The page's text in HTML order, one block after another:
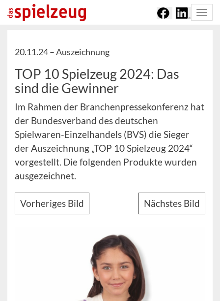
20.11.24 –Auszeichnung
TOP 10 Spielzeug 2024: Das
sind die Gewinner
Im Rahmen der Branchenpressekonferenz hat
der Bundesverband des deutschen
Spielwaren-Einzelhandels (BVS) die Sieger
der Auszeichnung „TOP 10 Spielzeug 2024“
vorgestellt. Die folgenden Produkte wurden
ausgezeichnet.
Vorheriges Bild Nächstes Bild